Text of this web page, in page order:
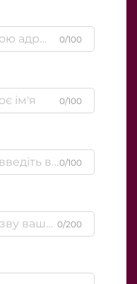
0/100
0/100
0/100
0/200